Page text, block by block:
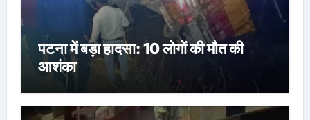
पटना में बड़ा हादसा: 10 लोगों की मौत की
आशंका